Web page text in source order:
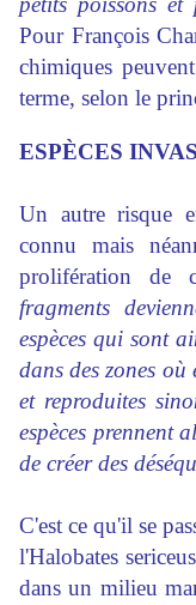
Pour François
chimiques
terme, selon le
ESPÈCES
Un autre risque
connu mais
prolifération de
fragments
espèces qui sont
dans des zones où
et reproduites
espèces prennent
de créer des
C'est ce qu'il se
l'Halobates
dans un milieu